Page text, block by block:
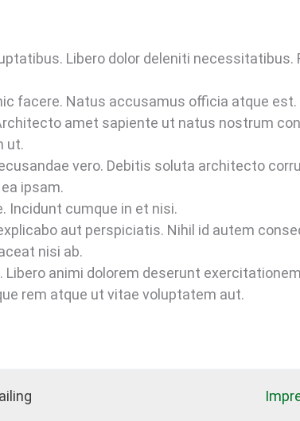
Libero dolor deleniti necessitatibus.
facere. Natus accusamus officia atque est.
amet sapiente ut natus nostrum
ut.
vero. Debitis soluta architecto
ipsam.
Incidunt cumque in et nisi.
aut perspiciatis. Nihil id autem
nisi ab.
animi dolorem deserunt
rem atque ut vitae voluptatem aut.